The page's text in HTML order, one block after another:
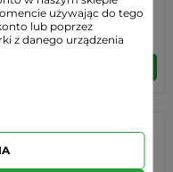
używając do tego
lub poprzez
z danego urządzenia